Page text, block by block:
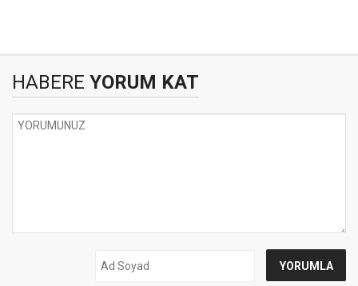
HABERE YORUM KAT